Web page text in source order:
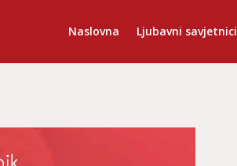
Naslovna Ljubavni savjetnici